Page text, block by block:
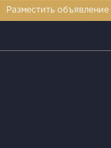
Разместить объявление